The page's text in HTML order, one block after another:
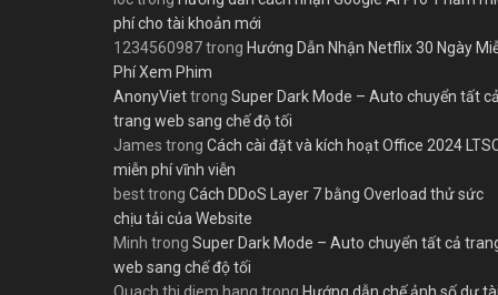
phí cho tài khoản mới
1234560987trong Hướng Dẫn Nhận Netflix 30 Ngày
Phí Xem Phim
AnonyViettrong Super Dark Mode – Auto chuyển tất cả
trang web sang chế độ tối
James trong Cách cài đặt và kích hoạt Office 2024
miễn phí vĩnh viễn
besttrong Cách DDoS Layer 7 bằng Overload thử sức
chịu tải của Website
Minh trong Super Dark Mode – Auto chuyển tất cả
web sang chế độ tối
Quach thi diem hang trong Hướng dẫn chế ảnh số dư tài